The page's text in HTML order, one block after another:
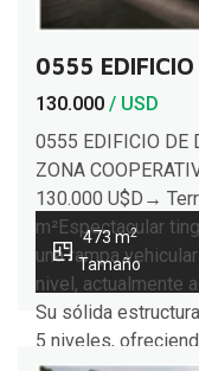
0555
130.000 / USD
0555 EDIFICIO DE
ZONA
130.000 U$D→
m²Espectacular
una rampa
nivel, actualmente
Su sólida
5 niveles,
473 m2
Tamaño